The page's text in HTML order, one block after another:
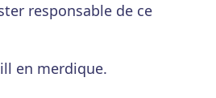
responsable de ce
en merdique.